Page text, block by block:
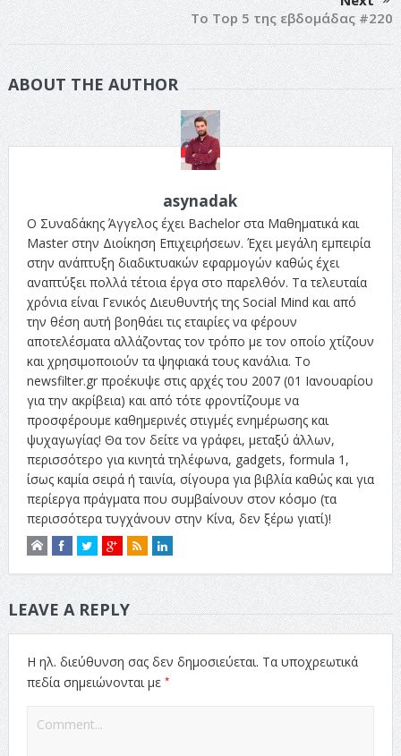
Το Top 5 της εβδομάδας #220
ABOUT THE AUTHOR
asynadak
Ο Συναδάκης Άγγελος έχει Bachelor στα Μαθηματικά και
Master στην Διοίκηση Επιχειρήσεων. Έχει μεγάλη εμπειρία
στην ανάπτυξη διαδικτυακών εφαρμογών καθώς έχει
αναπτύξει πολλά τέτοια έργα στο παρελθόν. Τα τελευταία
χρόνια είναι Γενικός Διευθυντής της Social Mind και από
την θέση αυτή βοηθάει τις εταιρίες να φέρουν
αποτελέσματα αλλάζοντας τον τρόπο με τον οποίο χτίζουν
και χρησιμοποιούν τα ψηφιακά τους κανάλια. Το
newsfilter.gr προέκυψε στις αρχές του 2007 (01 Ιανουαρίου
για την ακρίβεια) και από τότε φροντίζουμε να
προσφέρουμε καθημερινές στιγμές ενημέρωσης και
ψυχαγωγίας! Θα τον δείτε να γράφει, μεταξύ άλλων,
περισσότερο για κινητά τηλέφωνα, gadgets, formula 1,
ίσως καμία σειρά ή ταινία, σίγουρα για βιβλία καθώς και για
περίεργα πράγματα που συμβαίνουν στον κόσμο (τα
περισσότερα τυγχάνουν στην Κίνα, δεν ξέρω γιατί)!
LEAVE A REPLY
Η ηλ. διεύθυνση σας δεν δημοσιεύεται. Τα υποχρεωτικά
πεδία σημειώνονται με *